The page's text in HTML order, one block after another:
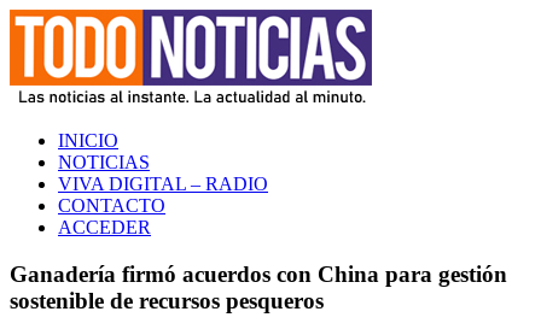
Saltar
contenido
TODO NOTICIAS
La noticia al instante. La actualidad al minuto
INICIO
NOTICIAS
VIVA DIGITAL – RADIO
CONTACTO
ACCEDER
Ganadería firmó acuerdos con China para gestión
sostenible de recursos pesqueros